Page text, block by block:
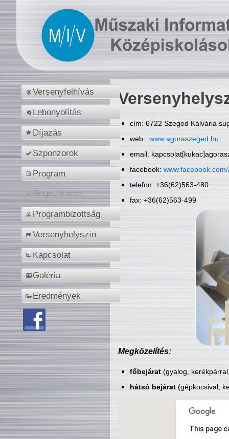
Versenyfelhívás
Lebonyolítás
Díjazás
Szponzorok
Program
Regisztráció
Programbizottság
Versenyhelyszín
Kapcsolat
Galéria
Eredmények
cím: 6722 Szeged Kálvária
web: www.agoraszeged.hu
email:
facebook:
telefon: +36(62)563-480
fax: +36(62)563-499
Megközelítés:
főbejárat(gyalog,
hátsó bejárat(gépkocsival,
This page